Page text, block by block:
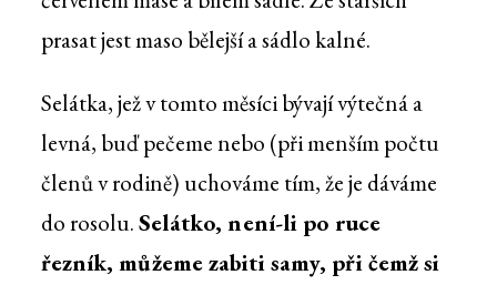
prasat jest maso bělejší a sádlo kalné.
Selátka, jež v tomto měsíci bývají výtečná a
levná, buď pečeme nebo (při menším počtu
členů v rodině) uchováme tím, že je dáváme
do rosolu.Selátko, není-li po ruce
řezník, můžeme zabiti samy, při čemž si